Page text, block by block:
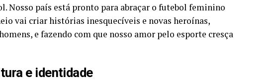
Nosso país está pronto para abraçar o futebol feminino
vai criar histórias inesquecíveis e novas heroínas,
e fazendo com que nosso amor pelo esporte cresça
e identidade